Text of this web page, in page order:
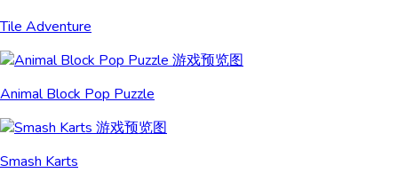
Tile Adventure
Animal Block Pop Puzzle
Smash Karts